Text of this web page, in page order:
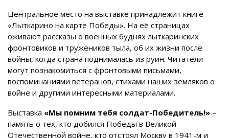
Центральное место на выставке принадлежит книге
«Лыткарино на карте Победы». На её страницах
оживают рассказы о военных буднях лыткаринских
фронтовиков и тружеников тыла, об их жизни после
войны, когда страна поднималась из руин. Читатели
могут познакомиться с фронтовыми письмами,
воспоминаниями ветеранов, стихами наших земляков о
войне и другими интересными материалами.
Выставка «Мы помним тебя солдат-Победитель!» –
память о тех, кто добился Победы в Великой
Отечественной войне, кто отстоял Москву в 1941-м и